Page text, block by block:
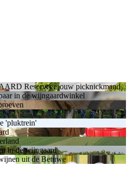
Reserveer jouw picknickmand
in de wijngaardwinkel
'pluktrein'
in de wijngaard
uit de Betuwe